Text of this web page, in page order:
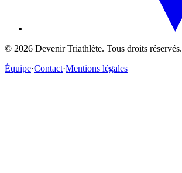
© 2026 Devenir Triathlète. Tous droits réservés.
Équipe·Contact·Mentions légales